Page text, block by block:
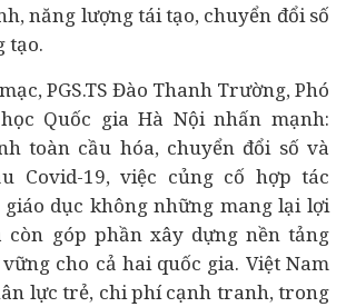
năng lượng tái tạo, chuyển đổi số
tạo.
PGS.TS Đào Thanh Trường, Phó
Quốc gia Hà Nội nhấn mạnh:
toàn cầu hóa, chuyển đổi số và
Covid-19, việc củng cố hợp tác
dục không những mang lại lợi
góp phần xây dựng nền tảng
cho cả hai quốc gia. Việt Nam
lực trẻ, chi phí cạnh tranh, trong